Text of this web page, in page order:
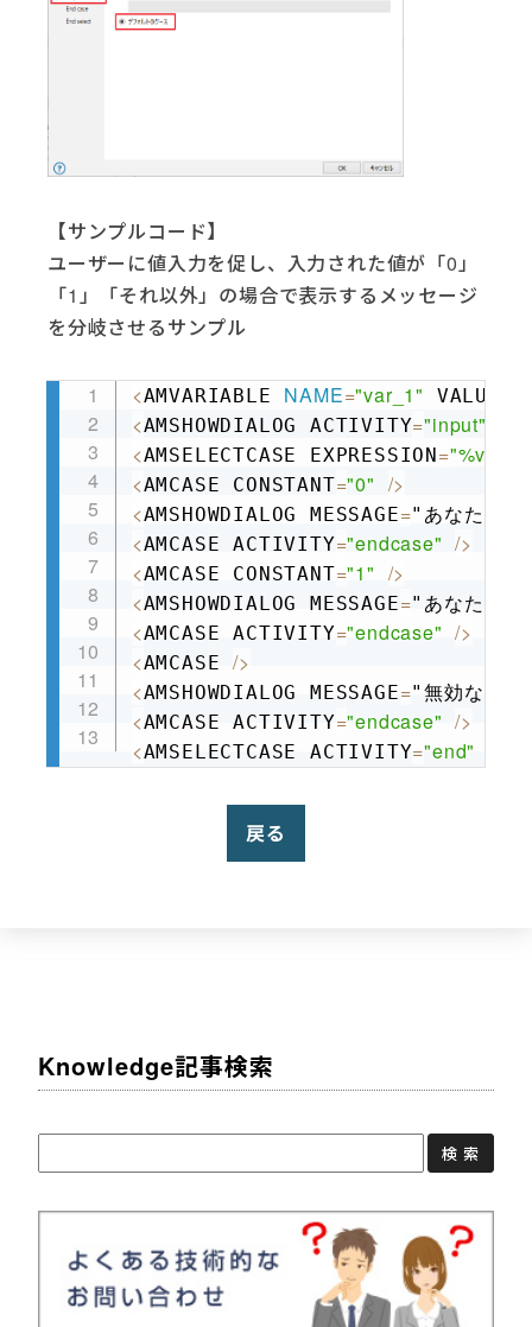
【サンプルコード】
ユーザーに値入力を促し、入力された値が「0」
「1」「それ以外」の場合で表示するメッセージ
を分岐させるサンプル
<AMVARIABLE NAME="var_1" VALUE
<AMSHOWDIALOG ACTIVITY="input"
<AMSELECTCASE EXPRESSION=
<AMCASE CONSTANT="0" />
<AMSHOWDIALOG MESSAGE="あなたが
<AMCASE ACTIVITY="endcase" />
<AMCASE CONSTANT="1" />
<AMSHOWDIALOG MESSAGE="あなたが
<AMCASE ACTIVITY="endcase" />
<AMCASE />
<AMSHOWDIALOG MESSAGE="無効な値が
<AMCASE ACTIVITY="endcase" />
<AMSELECTCASE ACTIVITY="end"
Copy
戻る
Knowledge記事検索